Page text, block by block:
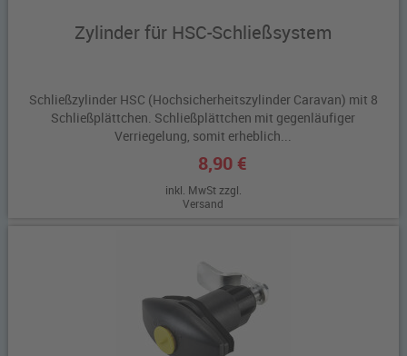
Zylinder für HSC-Schließsystem
Schließzylinder HSC (Hochsicherheitszylinder Caravan) mit 8
Schließplättchen. Schließplättchen mit gegenläufiger
Verriegelung, somit erheblich...
8,90 €
inkl. MwSt zzgl.
Versand